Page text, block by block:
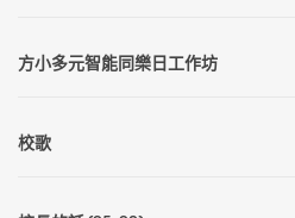
方小多元智能同樂日工作坊
校歌